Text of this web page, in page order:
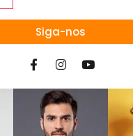
Siga-nos